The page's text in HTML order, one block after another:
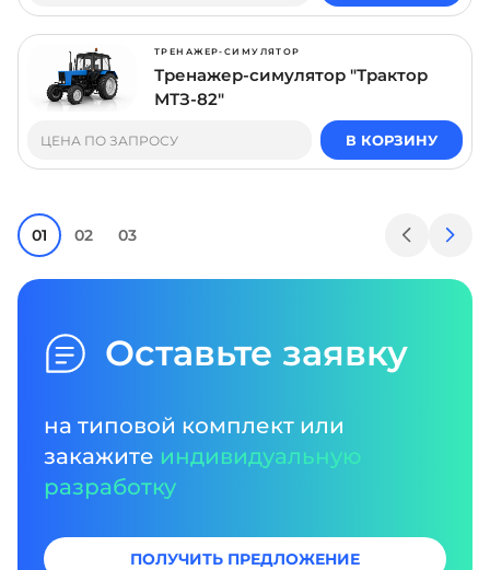
ТРЕНАЖЕР-СИМУЛЯТОР
Тренажер-симулятор "Трактор
МТЗ-82"
ЦЕНА ПО ЗАПРОСУ В КОРЗИНУ
01 02 03
Оставьте заявку
на типовой комплект или
закажите индивидуальную
разработку
ПОЛУЧИТЬ ПРЕДЛОЖЕНИЕ